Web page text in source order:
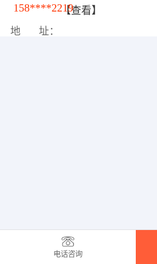
158****2219【查看】
地 址：
电话咨询